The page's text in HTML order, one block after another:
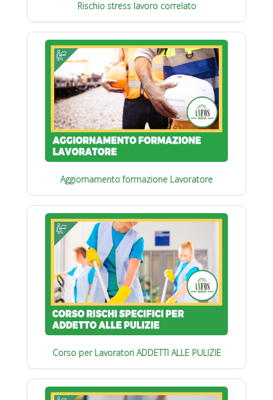
Rischio stress lavoro correlato
Aggiornamento formazione Lavoratore
Corso per Lavoratori ADDETTI ALLE PULIZIE